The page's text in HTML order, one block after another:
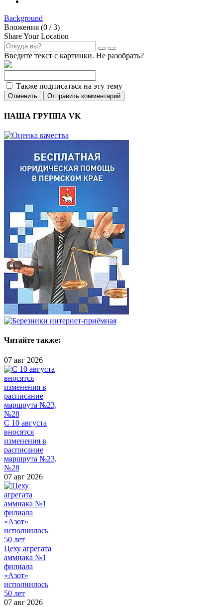
Background
Вложения (0 / 3)
Share Your Location
Введите текст с картинки. Не разобрать?
Также подписаться на эту тему
Отменить Отправить комментарий
НАША ГРУППА VK
Читайте также:
07 авг 2026
С 10 августа
вносятся
изменения в
расписание
маршрута №23,
№28
07 авг 2026
Цеху агрегата
аммиака №1
филиала
«Азот»
исполнилось
50 лет
07 авг 2026